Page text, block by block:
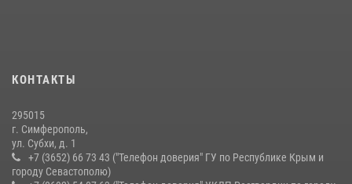
КОНТАКТЫ
295015
г. Симферополь,
ул. Субхи, д. 1
+7 (3652) 66 73 43 ("Телефон доверия" ГУ по Республике Крым и
городу Севастополю)